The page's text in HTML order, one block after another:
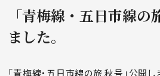
「青梅線・五日市線の
ました。
「青梅線・五日市線の旅 秋号」公開し